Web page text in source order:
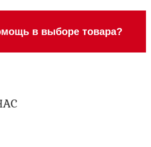
в выборе товара?